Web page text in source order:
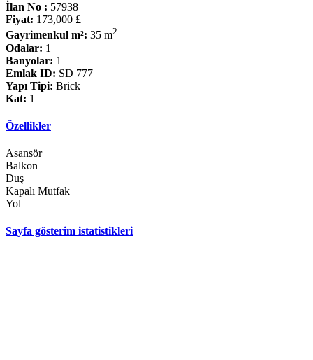
İlan No : 57938
Fiyat: 173,000 £
Gayrimenkul m²: 35 m2
Odalar: 1
Banyolar: 1
Emlak ID: SD 777
Yapı Tipi: Brick
Kat: 1
Özellikler
Asansör
Balkon
Duş
Kapalı Mutfak
Yol
Sayfa gösterim istatistikleri